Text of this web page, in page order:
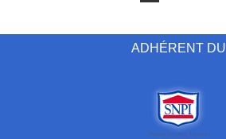
ADHÉRENT DU